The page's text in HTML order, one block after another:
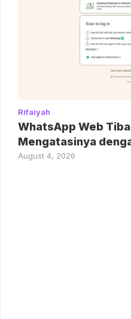
Rifaiyah
WhatsApp Web
Mengatasinya
August 4, 2026